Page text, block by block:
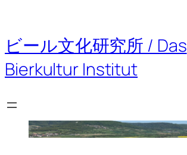
を
ス
キ
ッ
ビール文化研究所 / Das
Bierkultur Institut